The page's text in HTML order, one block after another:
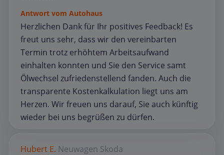
Antwort vom Autohaus
Herzlichen Dank für Ihr positives Feedback! Es
freut uns sehr, dass wir den vereinbarten
Termin trotz erhöhtem Arbeitsaufwand
einhalten konnten und Sie den Service samt
Ölwechsel zufriedenstellend fanden. Auch die
transparente Kostenkalkulation liegt uns am
Herzen. Wir freuen uns darauf, Sie auch künftig
wieder bei uns begrüßen zu dürfen.
Hubert E. Neuwagen Skoda